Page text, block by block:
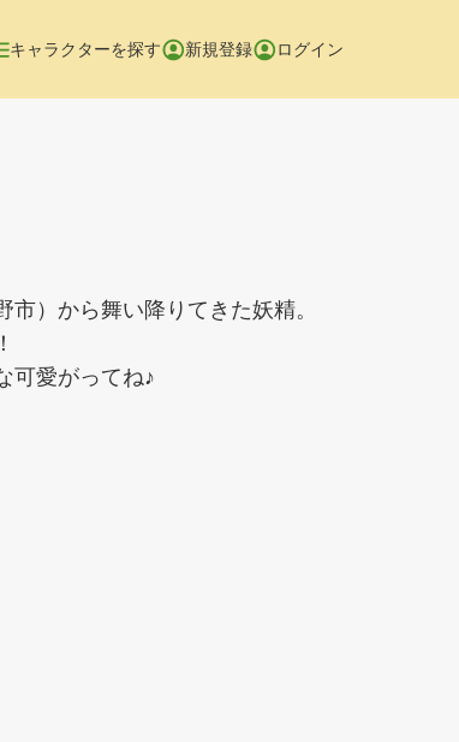
キャラクターを探す 新規登録 ログイン
）から舞い降りてきた妖精。
可愛がってね♪